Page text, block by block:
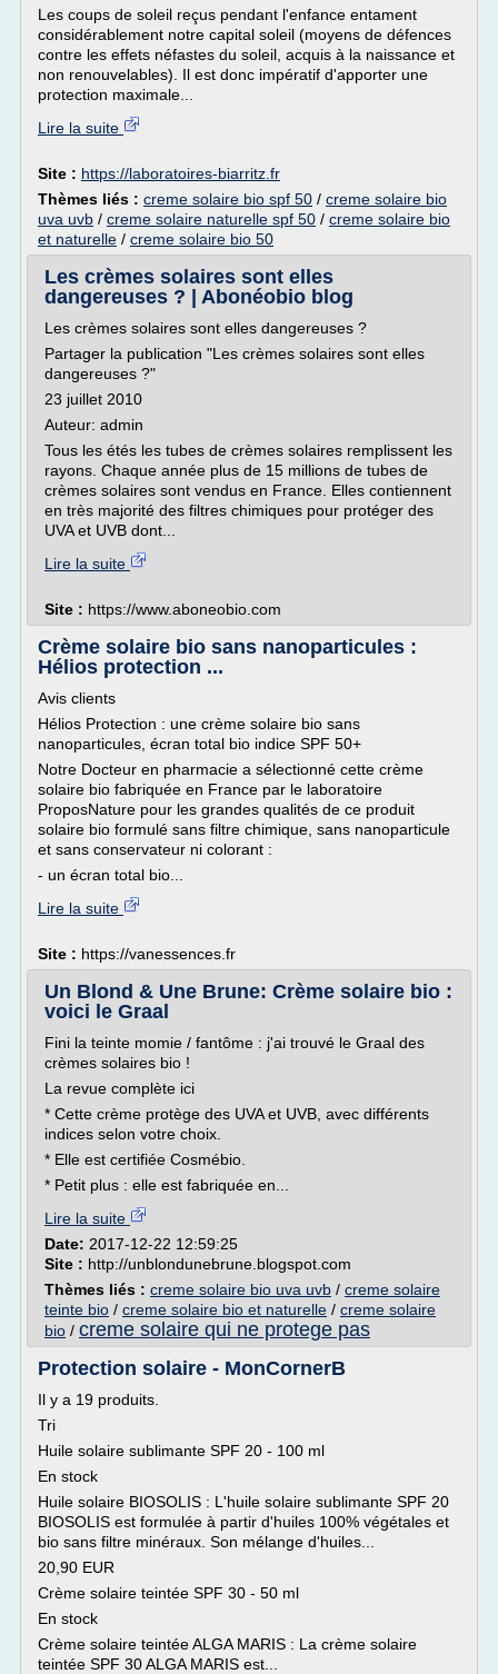
Les coups de soleil reçus pendant l'enfance entament
considérablement notre capital soleil (moyens de défences
contre les effets néfastes du soleil, acquis à la naissance et
non renouvelables). Il est donc impératif d'apporter une
protection maximale...
Lire la suite
Site : https://laboratoires-biarritz.fr
Thèmes liés : creme solaire bio spf 50 / creme solaire bio
uva uvb / creme solaire naturelle spf 50 / creme solaire bio
et naturelle / creme solaire bio 50
Les crèmes solaires sont elles
dangereuses ? | Abonéobio blog
Les crèmes solaires sont elles dangereuses ?
Partager la publication "Les crèmes solaires sont elles
dangereuses ?"
23 juillet 2010
Auteur: admin
Tous les étés les tubes de crèmes solaires remplissent les
rayons. Chaque année plus de 15 millions de tubes de
crèmes solaires sont vendus en France. Elles contiennent
en très majorité des filtres chimiques pour protéger des
UVA et UVB dont...
Lire la suite
Site : https://www.aboneobio.com
Crème solaire bio sans nanoparticules :
Hélios protection ...
Avis clients
Hélios Protection : une crème solaire bio sans
nanoparticules, écran total bio indice SPF 50+
Notre Docteur en pharmacie a sélectionné cette crème
solaire bio fabriquée en France par le laboratoire
ProposNature pour les grandes qualités de ce produit
solaire bio formulé sans filtre chimique, sans nanoparticule
et sans conservateur ni colorant :
- un écran total bio...
Lire la suite
Site : https://vanessences.fr
Un Blond & Une Brune: Crème solaire bio :
voici le Graal
Fini la teinte momie / fantôme : j'ai trouvé le Graal des
crèmes solaires bio !
La revue complète ici
* Cette crème protège des UVA et UVB, avec différents
indices selon votre choix.
* Elle est certifiée Cosmébio.
* Petit plus : elle est fabriquée en...
Lire la suite
Date: 2017-12-22 12:59:25
Site : http://unblondunebrune.blogspot.com
Thèmes liés : creme solaire bio uva uvb / creme solaire
teinte bio / creme solaire bio et naturelle / creme solaire
bio / creme solaire qui ne protege pas
Protection solaire - MonCornerB
Il y a 19 produits.
Tri
Huile solaire sublimante SPF 20 - 100 ml
En stock
Huile solaire BIOSOLIS : L'huile solaire sublimante SPF 20
BIOSOLIS est formulée à partir d'huiles 100% végétales et
bio sans filtre minéraux. Son mélange d'huiles...
20,90 EUR
Crème solaire teintée SPF 30 - 50 ml
En stock
Crème solaire teintée ALGA MARIS : La crème solaire
teintée SPF 30 ALGA MARIS est...